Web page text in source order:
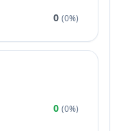
0 (0%)
0 (0%)